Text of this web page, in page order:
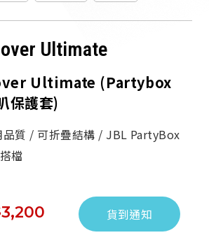
Ultimate
Ultimate (Partybox
保護套)
品質 / 可折疊結構 / JBL PartyBox
檔
3,200 貨到通知